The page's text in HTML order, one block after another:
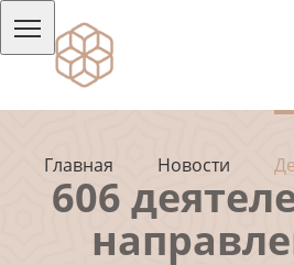
Главная Новости
606